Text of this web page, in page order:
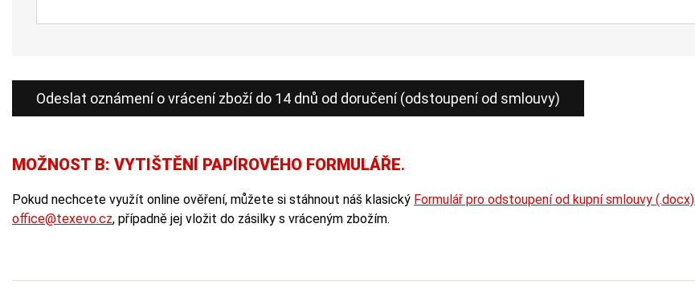
MOŽNOST B: VYTIŠTĚNÍ PAPÍROVÉHO FORMULÁŘE.
Pokud nechcete využít online ověření, můžete si stáhnout náš klasický Formulář pro odstoupení od kupní smlouvy (.docx)
office@texevo.cz, případně jej vložit do zásilky s vráceným zbožím.